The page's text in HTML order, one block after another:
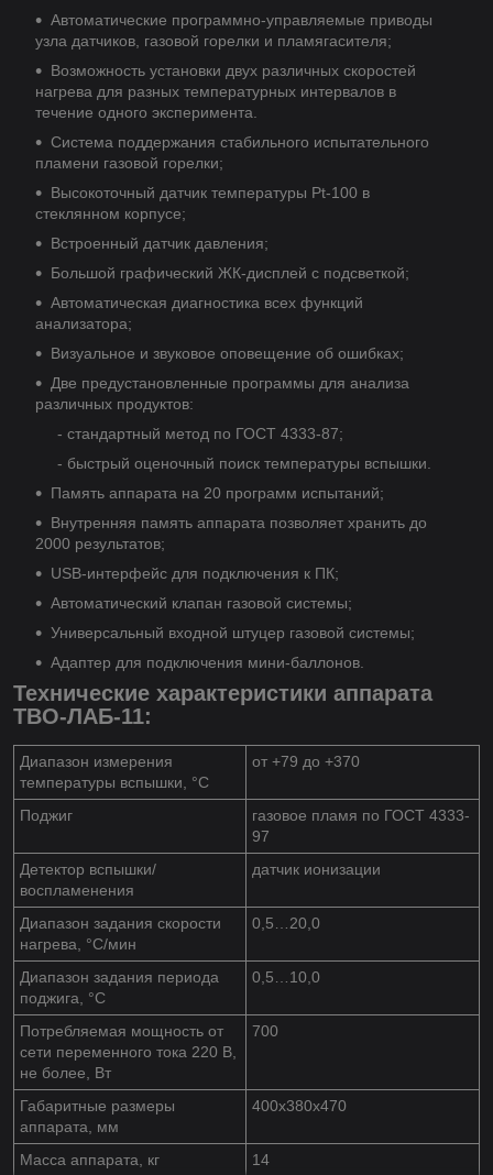
Автоматические программно-управляемые приводы
узла датчиков, газовой горелки и пламягасителя;
Возможность установки двух различных скоростей
нагрева для разных температурных интервалов в
течение одного эксперимента.
Система поддержания стабильного испытательного
пламени газовой горелки;
Высокоточный датчик температуры Рt-100 в
стеклянном корпусе;
Встроенный датчик давления;
Большой графический ЖК-дисплей с подсветкой;
Автоматическая диагностика всех функций
анализатора;
Визуальное и звуковое оповещение об ошибках;
Две предустановленные программы для анализа
различных продуктов:
- стандартный метод по ГОСТ 4333-87;
- быстрый оценочный поиск температуры вспышки.
Память аппарата на 20 программ испытаний;
Внутренняя память аппарата позволяет хранить до
2000 результатов;
USB-интерфейс для подключения к ПК;
Автоматический клапан газовой системы;
Универсальный входной штуцер газовой системы;
Адаптер для подключения мини-баллонов.
Технические характеристики аппарата
ТВО-ЛАБ-11:
Диапазон измерения
температуры вспышки, °С
от +79 до +370
Поджиг
газовое пламя по ГОСТ 4333-
97
Детектор вспышки/
воспламенения
датчик ионизации
Диапазон задания скорости
нагрева, °С/мин
0,5…20,0
Диапазон задания периода
поджига, °С
0,5…10,0
Потребляемая мощность от
сети переменного тока 220 В,
не более, Вт
700
Габаритные размеры
аппарата, мм
400х380х470
Масса аппарата, кг 14